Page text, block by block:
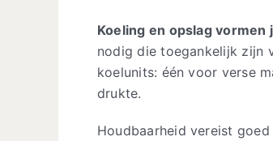
Koeling en opslag
nodig die toegankelijk zijn
koelunits: één voor verse
drukte.
Houdbaarheid vereist